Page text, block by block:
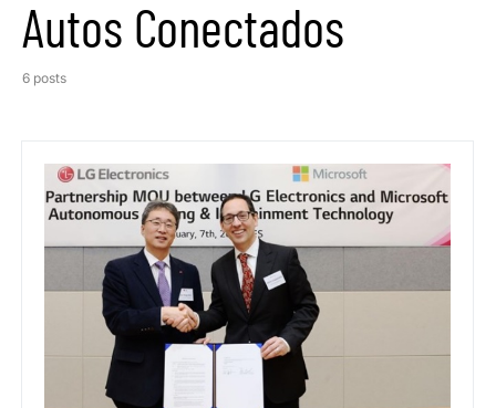
Autos Conectados
6 posts